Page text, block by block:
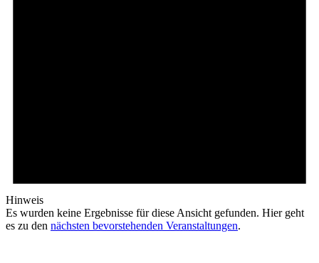
Hinweis
Es wurden keine Ergebnisse für diese Ansicht gefunden. Hier geht
es zu den nächsten bevorstehenden Veranstaltungen.